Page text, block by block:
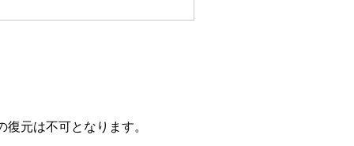
元は不可となります。